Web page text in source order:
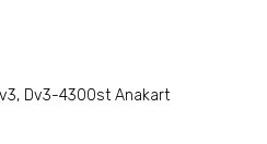
Dv3-4300st Anakart